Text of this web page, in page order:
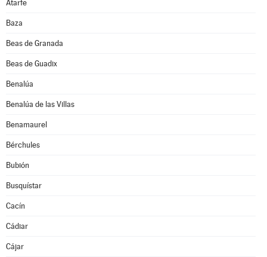
Atarfe
Baza
Beas de Granada
Beas de Guadix
Benalúa
Benalúa de las Villas
Benamaurel
Bérchules
Bubión
Busquístar
Cacín
Cádiar
Cájar